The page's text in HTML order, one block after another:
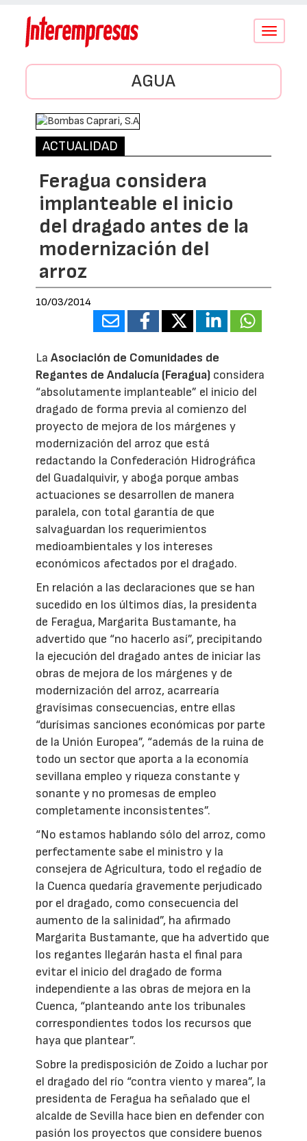
Conmutar
AGUA
ACTUALIDAD
Feragua considera
implanteable el inicio
del dragado antes de la
modernización del
arroz
10/03/2014
LaAsociación de Comunidades de
Regantes de Andalucía (Feragua) considera
“absolutamente implanteable” el inicio del
dragado de forma previa al comienzo del
proyecto de mejora de los márgenes y
modernización del arroz que está
redactando la Confederación Hidrográfica
del Guadalquivir, y aboga porque ambas
actuaciones se desarrollen de manera
paralela, con total garantía de que
salvaguardan los requerimientos
medioambientales y los intereses
económicos afectados por el dragado.
En relación a las declaraciones que se han
sucedido en los últimos días, la presidenta
de Feragua, Margarita Bustamante, ha
advertido que “no hacerlo así”, precipitando
la ejecución del dragado antes de iniciar las
obras de mejora de los márgenes y de
modernización del arroz, acarrearía
gravísimas consecuencias, entre ellas
“durísimas sanciones económicas por parte
de la Unión Europea”, “además de la ruina de
todo un sector que aporta a la economía
sevillana empleo y riqueza constante y
sonante y no promesas de empleo
completamente inconsistentes”.
“No estamos hablando sólo del arroz, como
perfectamente sabe el ministro y la
consejera de Agricultura, todo el regadío de
la Cuenca quedaría gravemente perjudicado
por el dragado, como consecuencia del
aumento de la salinidad”, ha afirmado
Margarita Bustamante, que ha advertido que
los regantes llegarán hasta el final para
evitar el inicio del dragado de forma
independiente a las obras de mejora en la
Cuenca, “planteando ante los tribunales
correspondientes todos los recursos que
haya que plantear”.
Sobre la predisposición de Zoido a luchar por
el dragado del río “contra viento y marea”, la
presidenta de Feragua ha señalado que el
alcalde de Sevilla hace bien en defender con
pasión los proyectos que considere buenos